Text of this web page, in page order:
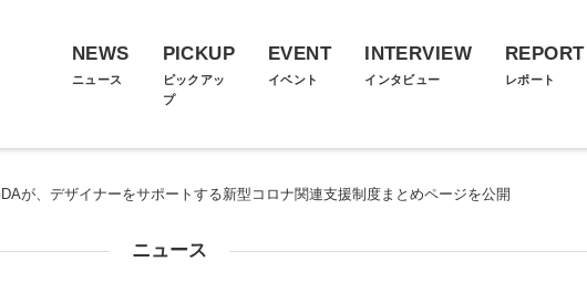
NEWS
ニュース
PICKUP
ピックアッ
プ
EVENT
イベント
INTERVIEW
インタビュー
REPORT
レポート
が、デザイナーをサポートする新型コロナ関連支援制度まとめページを公開
ニュース